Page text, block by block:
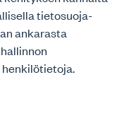
tietosuoja-
ankarasta